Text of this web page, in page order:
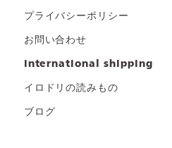
プライバシーポリシー
お問い合わせ
international shipping
イロドリの読みもの
ブログ